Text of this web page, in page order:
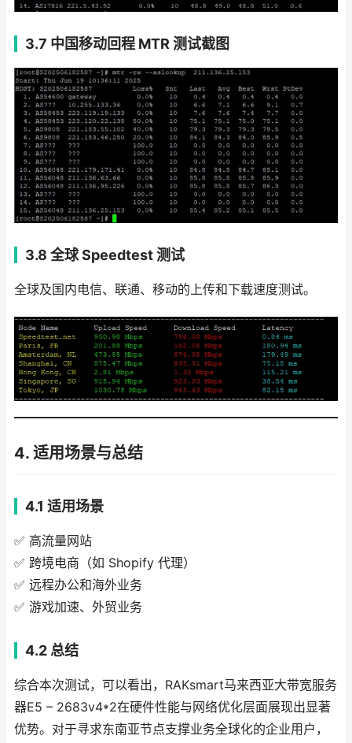
3.7 中国移动回程 MTR 测试截图
3.8 全球 Speedtest 测试
全球及国内电信、联通、移动的上传和下载速度测试。
4. 适用场景与总结
4.1 适用场景
✅ 高流量网站
✅ 跨境电商（如 Shopify 代理）
✅ 远程办公和海外业务
✅ 游戏加速、外贸业务
4.2 总结
综合本次测试，可以看出，RAKsmart马来西亚大带宽服务
器E5 – 2683v4*2在硬件性能与网络优化层面展现出显著
优势。对于寻求东南亚节点支撑业务全球化的企业用户，